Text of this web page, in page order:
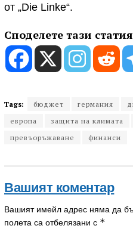
от „Die Linke“.
Споделете тази статия
Tags: бюджет германия
европа
защита на климата
превъоръжаване
финанси
Вашият коментар
Вашият имейл адрес няма да
полета са отбелязани с *